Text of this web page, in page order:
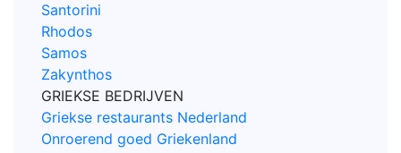
Santorini
Rhodos
Samos
Zakynthos
GRIEKSE BEDRIJVEN
Griekse restaurants Nederland
Onroerend goed Griekenland